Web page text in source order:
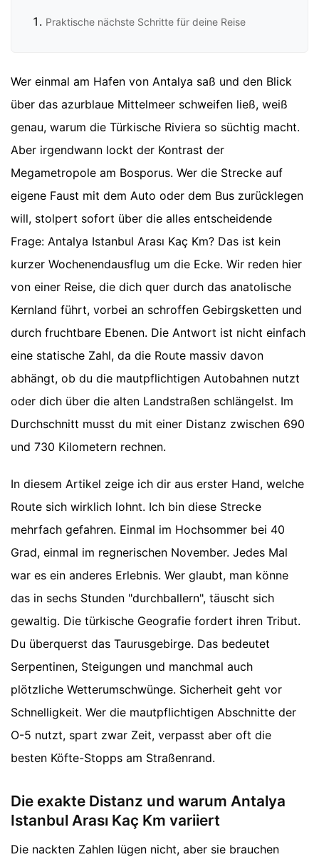
Praktische nächste Schritte für deine Reise
Wer einmal am Hafen von Antalya saß und den Blick
über das azurblaue Mittelmeer schweifen ließ, weiß
genau, warum die Türkische Riviera so süchtig macht.
Aber irgendwann lockt der Kontrast der
Megametropole am Bosporus. Wer die Strecke auf
eigene Faust mit dem Auto oder dem Bus zurücklegen
will, stolpert sofort über die alles entscheidende
Frage: Antalya Istanbul Arası Kaç Km? Das ist kein
kurzer Wochenendausflug um die Ecke. Wir reden hier
von einer Reise, die dich quer durch das anatolische
Kernland führt, vorbei an schroffen Gebirgsketten und
durch fruchtbare Ebenen. Die Antwort ist nicht einfach
eine statische Zahl, da die Route massiv davon
abhängt, ob du die mautpflichtigen Autobahnen nutzt
oder dich über die alten Landstraßen schlängelst. Im
Durchschnitt musst du mit einer Distanz zwischen 690
und 730 Kilometern rechnen.
In diesem Artikel zeige ich dir aus erster Hand, welche
Route sich wirklich lohnt. Ich bin diese Strecke
mehrfach gefahren. Einmal im Hochsommer bei 40
Grad, einmal im regnerischen November. Jedes Mal
war es ein anderes Erlebnis. Wer glaubt, man könne
das in sechs Stunden "durchballern", täuscht sich
gewaltig. Die türkische Geografie fordert ihren Tribut.
Du überquerst das Taurusgebirge. Das bedeutet
Serpentinen, Steigungen und manchmal auch
plötzliche Wetterumschwünge. Sicherheit geht vor
Schnelligkeit. Wer die mautpflichtigen Abschnitte der
O-5 nutzt, spart zwar Zeit, verpasst aber oft die
besten Köfte-Stopps am Straßenrand.
Die exakte Distanz und warum Antalya
Istanbul Arası Kaç Km variiert
Die nackten Zahlen lügen nicht, aber sie brauchen